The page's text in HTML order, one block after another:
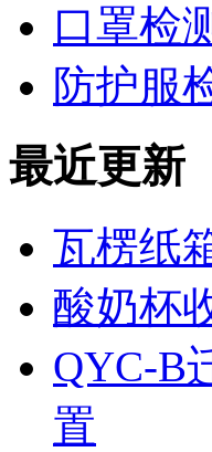
口罩检
防护服
最近更新
瓦楞纸
酸奶杯
QYC-B
置